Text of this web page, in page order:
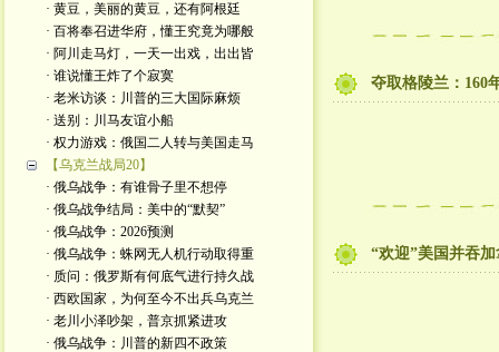
· 黄豆，美丽的黄豆，还有阿根廷
· 百将奉召进华府，懂王究竟为哪般
· 阿川走马灯，一天一出戏，出出皆
· 谁说懂王炸了个寂寞
· 老米访谈：川普的三大国际麻烦
· 送别：川马友谊小船
· 权力游戏：俄国二人转与美国走马
【乌克兰战局20】
· 俄乌战争：有谁骨子里不想停
· 俄乌战争结局：美中的“默契”
· 俄乌战争：2026预测
· 俄乌战争：蛛网无人机行动取得重
· 质问：俄罗斯有何底气进行持久战
· 西欧国家，为何至今不出兵乌克兰
· 老川小泽吵架，普京抓紧进攻
· 俄乌战争：川普的新四不政策
夺取格陵兰：160
“欢迎”美国并吞